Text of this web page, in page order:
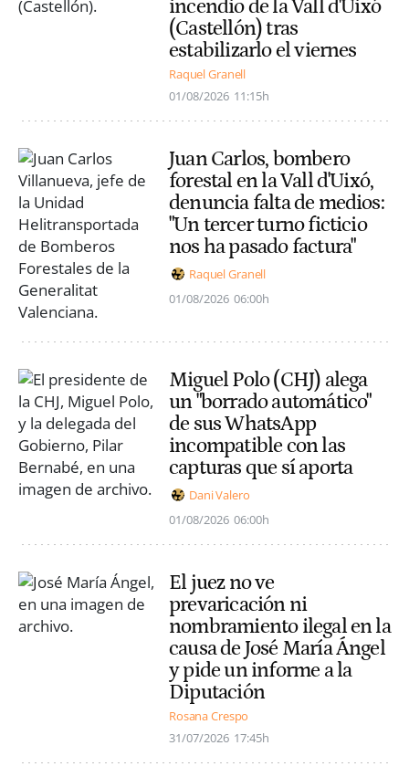
incendio de la Vall d'Uixó
(Castellón) tras
estabilizarlo el viernes
Raquel Granell
01/08/2026 11:15h
Juan Carlos, bombero
forestal en la Vall d'Uixó,
denuncia falta de medios:
"Un tercer turno ficticio
nos ha pasado factura"
Raquel Granell
01/08/2026 06:00h
Miguel Polo (CHJ) alega
un "borrado automático"
de sus WhatsApp
incompatible con las
capturas que sí aporta
Dani Valero
01/08/2026 06:00h
El juez no ve
prevaricación ni
nombramiento ilegal en la
causa de José María Ángel
y pide un informe a la
Diputación
Rosana Crespo
31/07/2026 17:45h